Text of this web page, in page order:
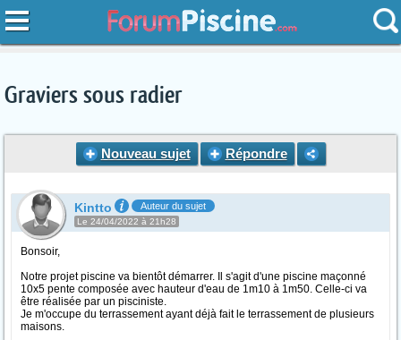
Graviers sous radier
Nouveau sujet Répondre
Kintto Auteur du sujet
Le 24/04/2022 à 21h28
Bonsoir,
Notre projet piscine va bientôt démarrer. Il s'agit d'une piscine maçonné
10x5 pente composée avec hauteur d'eau de 1m10 à 1m50. Celle-ci va
être réalisée par un pisciniste.
Je m'occupe du terrassement ayant déjà fait le terrassement de plusieurs
maisons.